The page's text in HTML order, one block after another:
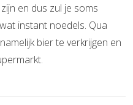
en dus zul je soms
instant noedels. Qua
bier te verkrijgen en